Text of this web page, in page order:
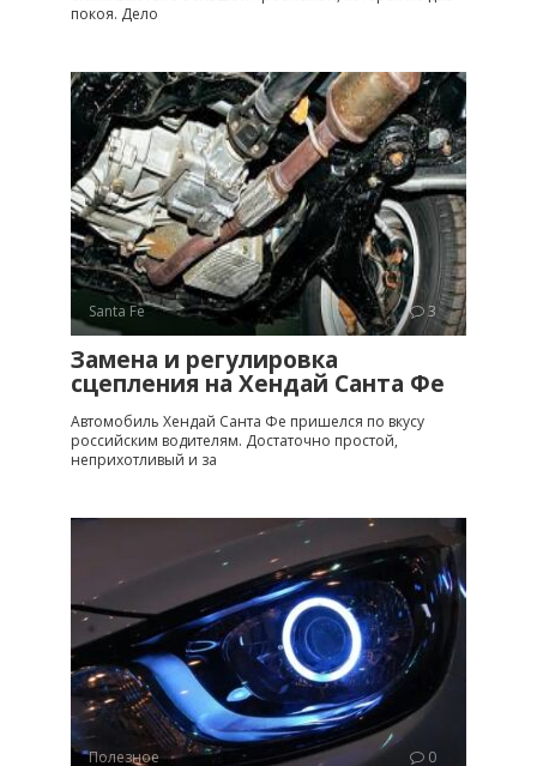
покоя. Дело
Santa Fe 3
Замена и регулировка
сцепления на Хендай Санта Фе
Автомобиль Хендай Санта Фе пришелся по вкусу
российским водителям. Достаточно простой,
неприхотливый и за
Полезное 0